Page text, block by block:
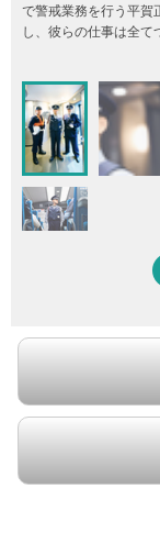
で警戒業務を行う平賀
し、彼らの仕事は全て